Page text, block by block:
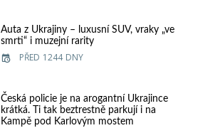
Auta z Ukrajiny – luxusní SUV, vraky „ve
smrti“ i muzejní rarity
PŘED 1244 DNY
Česká policie je na arogantní Ukrajince
krátká. Ti tak beztrestně parkují i na
Kampě pod Karlovým mostem